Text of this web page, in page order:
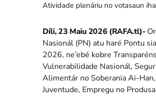
Atividade plenáriu no votasaun
Díli, 23 Maiu 2026 (RAFA.tl)-
Nasionál (PN) atu haré Pontu
2026, ne’ebé kobre
Vulnerabilidade Nasionál,
Alimentár no Soberania Ai-
Juventude, Empregu no